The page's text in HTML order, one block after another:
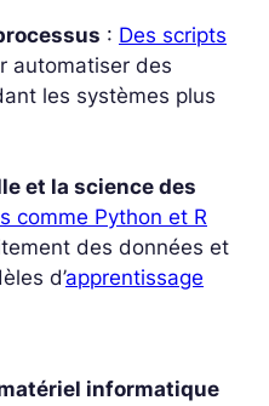
: Des scripts
automatiser des
les systèmes plus
et la science des
comme Python et R
des données et
d’apprentissage
informatique